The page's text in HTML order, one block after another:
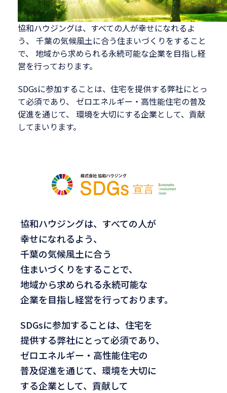
協和ハウジングは、すべての人が幸せになれるよ
う、 千葉の気候風土に合う住まいづくりをすること
で、 地域から求められる永続可能な企業を目指し経
営を行っております。
SDGsに参加することは、住宅を提供する弊社にとっ
て必須であり、
ゼロエネルギー・高性能住宅の普及
促進を通じて、 環境を大切にする企業として、貢献
してまいります。
協和ハウジングは、すべての人が
幸せになれるよう、
千葉の気候風土に合う
住まいづくりをすることで、
地域から求められる永続可能な
企業を目指し経営を行っております。
SDGsに参加することは、住宅を
提供する弊社にとって必須であり、
ゼロエネルギー・高性能住宅の
普及促進を通じて、環境を大切に
する企業として、 貢献して